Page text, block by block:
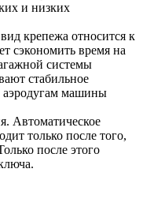
и низких
крепежа относится к
сэкономить время на
системы
стабильное
аэродугам машины
Автоматическое
только после того,
после этого